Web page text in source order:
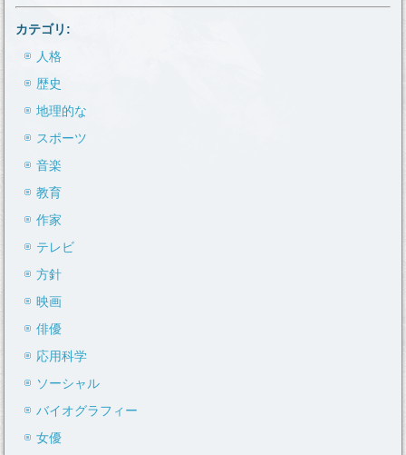
カテゴリ:
人格
歴史
地理的な
スポーツ
音楽
教育
作家
テレビ
方針
映画
俳優
応用科学
ソーシャル
バイオグラフィー
女優